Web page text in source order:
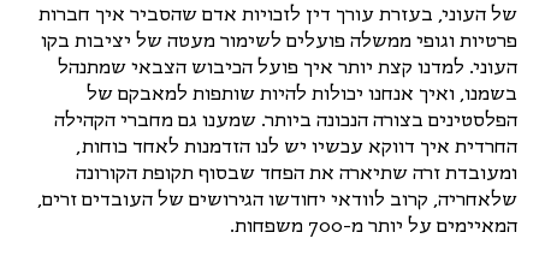
של העוני, בעזרת עורך דין לזכויות אדם שהסביר איך חברות
פרטיות וגופי ממשלה פועלים לשימור מעטה של יציבות בקו
העוני. למדנו קצת יותר איך פועל הכיבוש הצבאי שמתנהל
בשמנו, ואיך אנחנו יכולות להיות שותפות למאבקם של
הפלסטינים בצורה הנכונה ביותר. שמענו גם מחברי הקהילה
החרדית איך דווקא עכשיו יש לנו הזדמנות לאחד כוחות,
ומעובדת זרה שתיארה את הפחד שבסוף תקופת הקורונה
שלאחריה, קרוב לוודאי יחודשו הגירושים של העובדים זרים,
המאיימים על יותר מ-700 משפחות.